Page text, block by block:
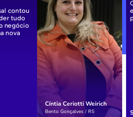
Cíntia Ceriotti Weirich
Bento Gonçalves / RS
contou
tudo
negócio
nova